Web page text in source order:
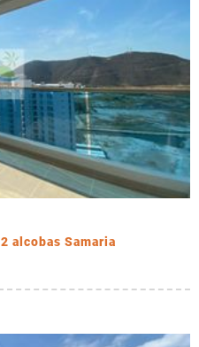
alcobas Samaria